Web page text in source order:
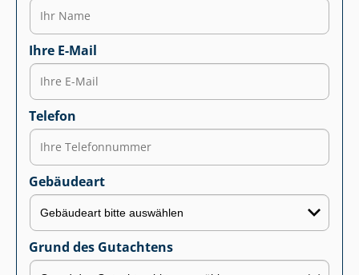
Ihre E-Mail
Telefon
Gebäudeart
Grund des Gutachtens